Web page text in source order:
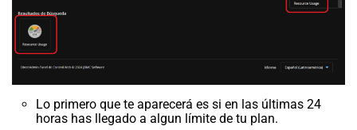
Lo primero que te aparecerá es si en las últimas 24
horas has llegado a algun límite de tu plan.